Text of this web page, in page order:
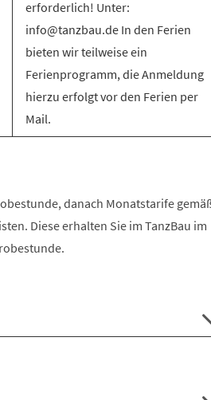
erforderlich! Unter:
info@tanzbau.de In den Ferien
bieten wir teilweise ein
Ferienprogramm, die Anmeldung
hierzu erfolgt vor den Ferien per
Mail.
danach Monatstarife
Diese erhalten Sie im TanzBau im